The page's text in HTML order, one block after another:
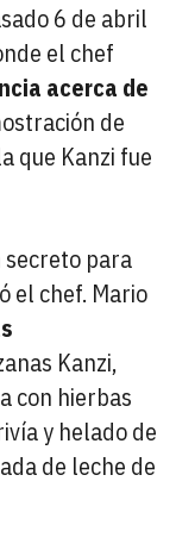
6 de abril
el chef
acerca de
de
que Kanzi fue
secreto para
el chef. Mario
Kanzi,
con hierbas
y helado de
de leche de